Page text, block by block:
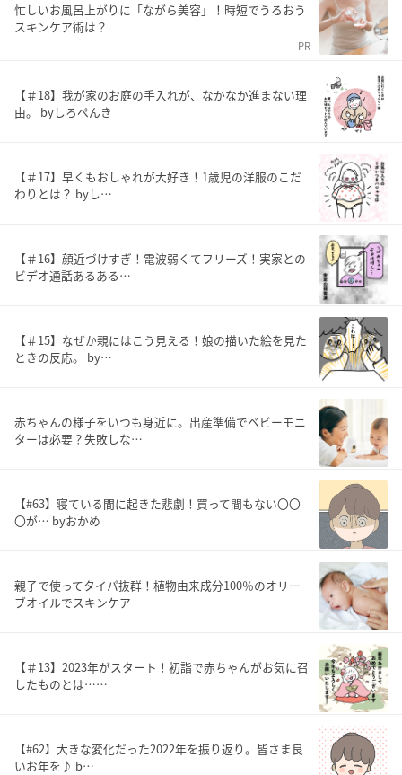
忙しいお風呂上がりに「ながら美容」！時短でうるおう
スキンケア術は？
PR
【＃18】我が家のお庭の手入れが、なかなか進まない理
由。 byしろぺんき
【＃17】早くもおしゃれが大好き！1歳児の洋服のこだ
わりとは？ byし…
【＃16】顔近づけすぎ！電波弱くてフリーズ！実家との
ビデオ通話あるある…
【＃15】なぜか親にはこう見える！娘の描いた絵を見た
ときの反応。 by…
赤ちゃんの様子をいつも身近に。出産準備でベビーモニ
ターは必要？失敗しな…
【#63】寝ている間に起きた悲劇！買って間もない〇〇
〇が… byおかめ
親子で使ってタイパ抜群！植物由来成分100％のオリー
ブオイルでスキンケア
【＃13】2023年がスタート！初詣で赤ちゃんがお気に召
したものとは……
【#62】大きな変化だった2022年を振り返り。皆さま良
いお年を♪ b…